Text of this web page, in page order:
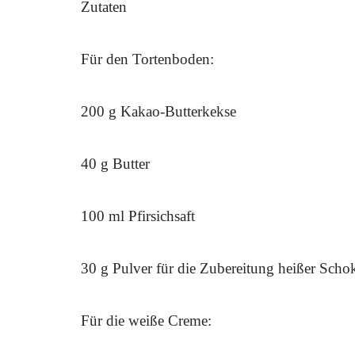
Zutaten
Für den Tortenboden:
200 g Kakao-Butterkekse
40 g Butter
100 ml Pfirsichsaft
30 g Pulver für die Zubereitung heißer
Für die weiße Creme: